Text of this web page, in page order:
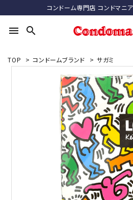
コンドーム専門店 コンドマニ
menu search
ACCOUNT MENU
ようこそ ゲスト 様
person 新規会員登
最近チェックした商品
TOP > コンドームブランド > サガミ